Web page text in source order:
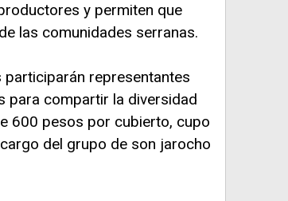
y permiten que
las comunidades serranas.
representantes
para compartir la diversidad
600 pesos por cubierto, cupo
del grupo de son jarocho